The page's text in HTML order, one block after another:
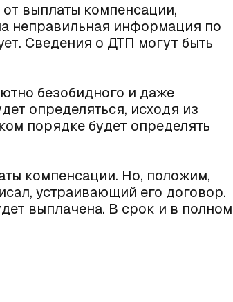
выплаты компенсации,
неправильная информация по
Сведения о ДТП могут быть
безобидного и даже
определяться, исходя из
порядке будет определять
компенсации. Но, положим,
устраивающий его договор.
выплачена. В срок и в полном